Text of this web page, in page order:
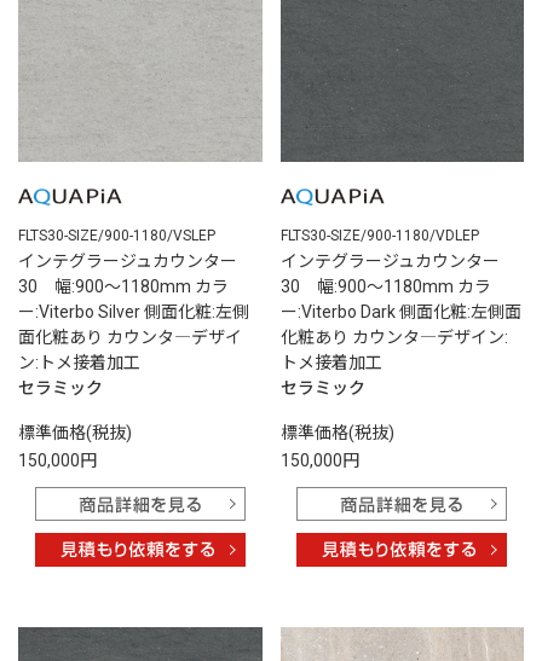
FLTS30-SIZE/900-1180/VSLEP
インテグラージュカウンター
30 幅:900～1180mm カラ
ー:Viterbo Silver 側面化粧:左側
面化粧あり カウンタ―デザイ
ン:トメ接着加工
セラミック
標準価格(税抜)
150,000円
FLTS30-SIZE/900-1180/VDLEP
インテグラージュカウンター
30 幅:900～1180mm カラ
ー:Viterbo Dark 側面化粧:左側面
化粧あり カウンタ―デザイン:
トメ接着加工
セラミック
標準価格(税抜)
150,000円